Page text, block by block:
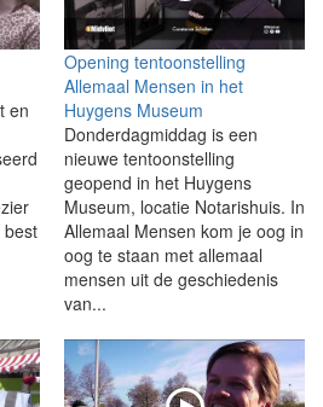
en
best
Opening tentoonstelling
Allemaal Mensen in het
Huygens Museum
Donderdagmiddag is een
nieuwe tentoonstelling
geopend in het Huygens
Museum, locatie Notarishuis. In
Allemaal Mensen kom je oog in
oog te staan met allemaal
mensen uit de geschiedenis
van...